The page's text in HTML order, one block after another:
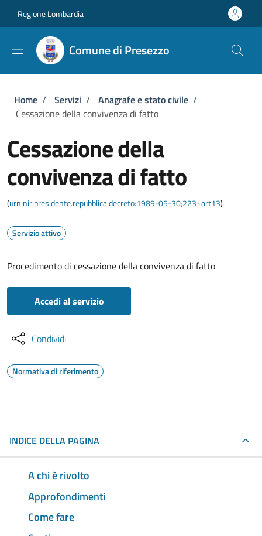
Regione Lombardia
Comune di Presezzo
Briciole di pane
Home / Servizi / Anagrafe e stato civile /
Cessazione della convivenza di fatto
Cessazione della
convivenza di fatto
(urn:nir:presidente.repubblica:decreto:1989-05-30;223~art13)
Servizio attivo
Procedimento di cessazione della convivenza di fatto
Accedi al servizio
Condividi
Normativa di riferimento
INDICE DELLA PAGINA
A chi è rivolto
Approfondimenti
Come fare